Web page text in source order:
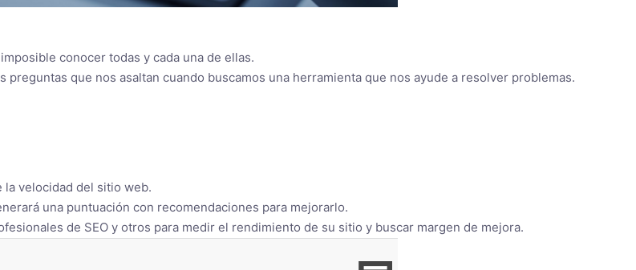
conocer todas y cada una de ellas.
que nos asaltan cuando buscamos una herramienta que nos ayude a resolver problemas.
la velocidad del sitio web.
una puntuación con recomendaciones para mejorarlo.
de SEO y otros para medir el rendimiento de su sitio y buscar margen de mejora.